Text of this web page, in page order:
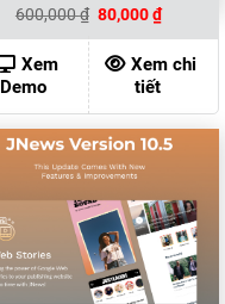
600,000₫ Giá
gốc
là:
600,000 ₫.
80,000₫Giá
hiện
tại
là:
80,000
Xem
Demo
Xem chi
tiết